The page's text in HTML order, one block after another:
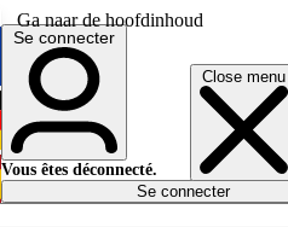
Ga naar de hoofdinhoud
Close menu
English
Deutsch
Español
Se connecter
Vous êtes déconnecté.
Se connecter